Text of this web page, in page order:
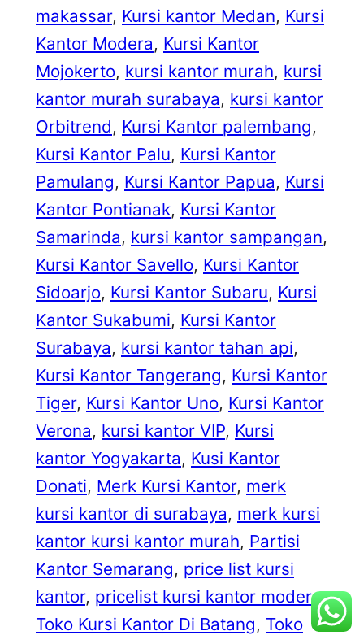
makassar, Kursi kantor Medan, Kursi
Kantor Modera, Kursi Kantor
Mojokerto, kursi kantor murah, kursi
kantor murah surabaya, kursi kantor
Orbitrend, Kursi Kantor palembang
Kursi Kantor Palu, Kursi Kantor
Pamulang, Kursi Kantor Papua, Kursi
Kantor Pontianak, Kursi Kantor
Samarinda, kursi kantor sampangan
Kursi Kantor Savello, Kursi Kantor
Sidoarjo, Kursi Kantor Subaru, Kursi
Kantor Sukabumi, Kursi Kantor
Surabaya, kursi kantor tahan api
Kursi Kantor Tangerang, Kursi Kantor
Tiger, Kursi Kantor Uno, Kursi Kantor
Verona, kursi kantor VIP, Kursi
kantor Yogyakarta, Kusi Kantor
Donati, Merk Kursi Kantor, merk
kursi kantor di surabaya, merk kursi
kantor kursi kantor murah, Partisi
Kantor Semarang, price list kursi
kantor, pricelist kursi kantor modera ,
Toko Kursi Kantor Di Batang, Toko